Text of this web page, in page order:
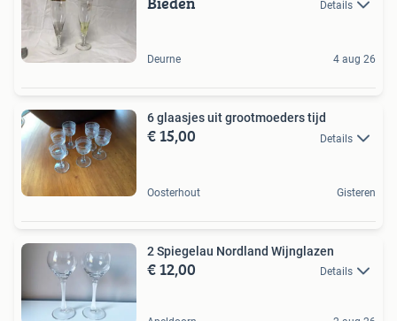
Details
Deurne 4 aug 26
6 glaasjes uit grootmoeders tijd
€ 15,00 Details
Oosterhout Gisteren
2 Spiegelau Nordland Wijnglazen
€ 12,00 Details